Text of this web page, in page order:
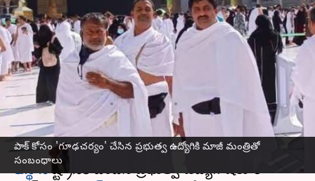
పాక్ కోసం 'గూఢచర్యం' చేసిన ప్రభుత్వ ఉద్యోగికి మాజీ మంత్రితో
సంబంధాలు
Shakur Khan: పాక్ కోసం
'గూఢచర్యం' చేసిన ప్రభుత్వ
ఉద్యోగికి మాజీ మంత్రితో
సంబంధాలు
వ్రాసిన వారు Sirish Praharaju May 29, 2025 04:45 pm
ఈ వార్తాకథనం ఏంటి
రాజస్థాన్‌రాష్ట్రానికి చెందిన ప్రభుత్వ ఉద్యోగి షకూర్